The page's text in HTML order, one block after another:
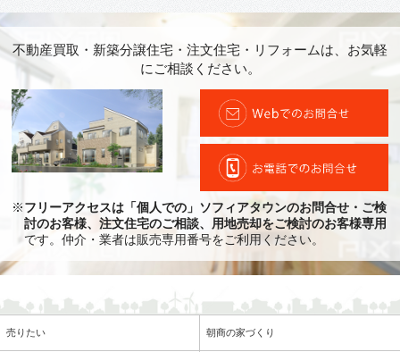
不動産買取・新築分譲住宅・注文住宅・リフォームは、お気軽
にご相談ください。
※フリーアクセスは「個人での」ソフィアタウンのお問合せ・ご検
討のお客様、注文住宅のご相談、用地売却をご検討のお客様専用
です。仲介・業者は販売専用番号をご利用ください。
売りたい 朝商の家づくり